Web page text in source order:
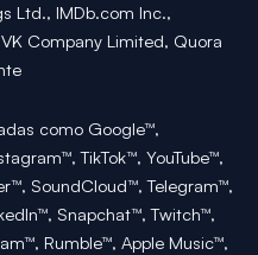
Ltd., IMDb.com Inc.,
Company Limited, Quora
como Google™,
TikTok™, YouTube™,
SoundCloud™, Telegram™,
Snapchat™, Twitch™,
Rumble™, Apple Music™,